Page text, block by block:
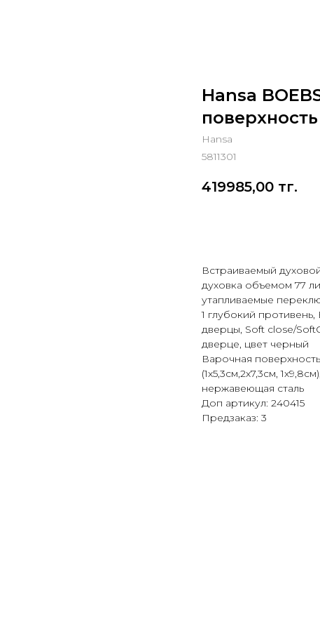
Hansa
Hansa
5811301
419985,00 тг.
Встраиваемый
духовка объемом 77
утапливаемые
1 глубокий
дверцы, Soft close/
дверце, цвет черный
Варочная
(1х5,3см,2х7,3cм,
нержавеющая сталь
Доп артикул: 240415
Предзаказ: 3